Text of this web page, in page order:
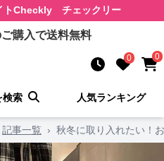
Checkly チェックリー
購入で送料無料
0 0
検索 人気ランキング
記事一覧 › 秋冬に取り入れたい！